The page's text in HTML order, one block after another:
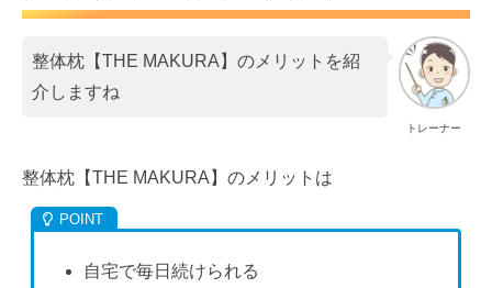
トレーナー
整体枕【THE MAKURA】のメリットを紹
介しますね
整体枕【THE MAKURA】のメリットは
自宅で毎日続けられる